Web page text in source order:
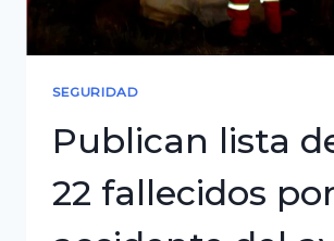
durará
6
SEGURIDAD
Publican lista
22 fallecidos